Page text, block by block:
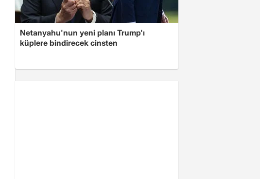
Netanyahu'nun yeni planı Trump'ı
küplere bindirecek cinsten